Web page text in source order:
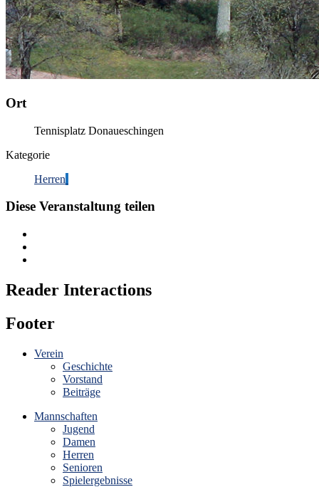
Ort
Tennisplatz Donaueschingen
Kategorie
Herren
Diese Veranstaltung teilen
Reader Interactions
Footer
Verein
Geschichte
Vorstand
Beiträge
Mannschaften
Jugend
Damen
Herren
Senioren
Spielergebnisse